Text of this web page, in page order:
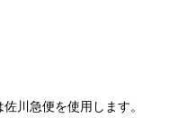
川急便を使用します。